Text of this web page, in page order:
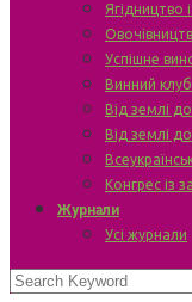
Ягідництво
Успішне
Винний
Від землі
Від землі
Конгрес із
Журнали
Усі журнали